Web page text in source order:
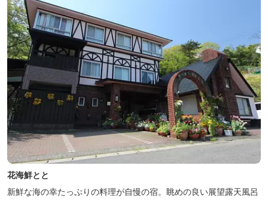
花海鮮とと
新鮮な海の幸たっぷりの料理が自慢の宿。眺めの良い展望露天風呂